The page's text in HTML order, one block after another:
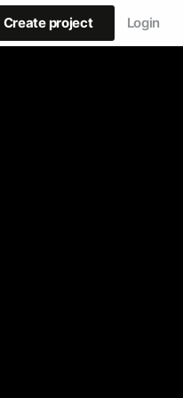
Create project Login